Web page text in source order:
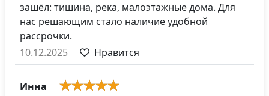
зашёл: тишина, река, малоэтажные дома. Для
нас решающим стало наличие удобной
рассрочки.
10.12.2025
Нравится
Инна